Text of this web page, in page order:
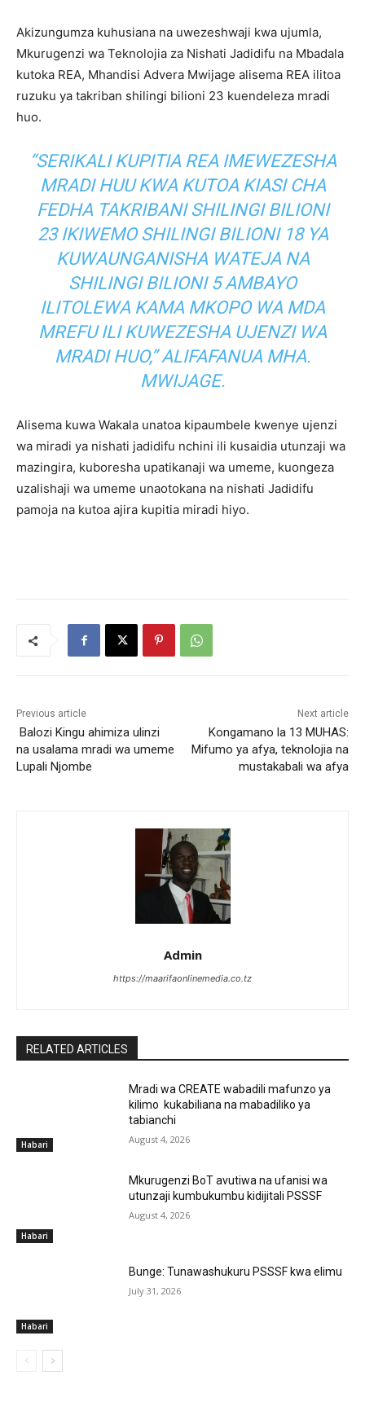
Akizungumza kuhusiana na uwezeshwaji kwa ujumla,
Mkurugenzi wa Teknolojia za Nishati Jadidifu na Mbadala
kutoka REA, Mhandisi Advera Mwijage alisema REA ilitoa
ruzuku ya takriban shilingi bilioni 23 kuendeleza mradi
huo.
“SERIKALI KUPITIA REA IMEWEZESHA
MRADI HUU KWA KUTOA KIASI CHA
FEDHA TAKRIBANI SHILINGI BILIONI
23 IKIWEMO SHILINGI BILIONI 18 YA
KUWAUNGANISHA WATEJA NA
SHILINGI BILIONI 5 AMBAYO
ILITOLEWA KAMA MKOPO WA MDA
MREFU ILI KUWEZESHA UJENZI WA
MRADI HUO,” ALIFAFANUA MHA.
MWIJAGE.
Alisema kuwa Wakala unatoa kipaumbele kwenye ujenzi
wa miradi ya nishati jadidifu nchini ili kusaidia utunzaji wa
mazingira, kuboresha upatikanaji wa umeme, kuongeza
uzalishaji wa umeme unaotokana na nishati Jadidifu
pamoja na kutoa ajira kupitia miradi hiyo.
Previous article
Balozi Kingu ahimiza ulinzi
na usalama mradi wa umeme
Lupali Njombe
Next article
Kongamano la 13 MUHAS:
Mifumo ya afya, teknolojia na
mustakabali wa afya
Admin
https://maarifaonlinemedia.co.tz
RELATED ARTICLES
Habari
Mradi wa CREATE wabadili mafunzo ya
kilimo kukabiliana na mabadiliko ya
tabianchi
August 4, 2026
Habari
Mkurugenzi BoT avutiwa na ufanisi wa
utunzaji kumbukumbu kidijitali PSSSF
August 4, 2026
Habari
Bunge: Tunawashukuru PSSSF kwa elimu
July 31, 2026